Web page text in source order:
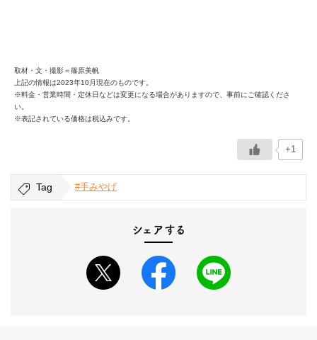
取材・文・撮影＝篠原美帆
上記の情報は2023年10月現在のものです。
※料金・営業時間・定休日などは変更になる場合がありますので、事前にご確認くださ
い。
※表記されている価格は税込みです。
+1
Tag #手みやげ
シェアする